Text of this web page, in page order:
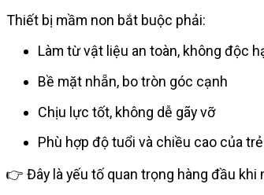
Thiết bị mầm non bắt buộc phải:
Làm từ vật liệu an toàn, không độc
Bề mặt nhẵn, bo tròn góc cạnh
Chịu lực tốt, không dễ gãy vỡ
Phù hợp độ tuổi và chiều cao của trẻ
👉 Đây là yếu tố quan trọng hàng đầu